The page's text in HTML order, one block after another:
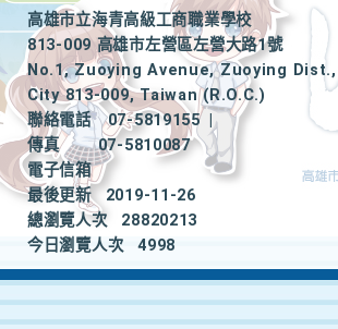
高雄市立海青高級工商職業學校
813-009 高雄市左營區左營大路1號
No.1, Zuoying Avenue, Zuoying
City 813-009, Taiwan (R.O.C.)
聯絡電話
07-5819155
|
傳真
07-5810087
電子信箱
最後更新
2019-11-26
總瀏覽人次
28820213
今日瀏覽人次
4998